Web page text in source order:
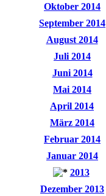
Oktober 2014
September 2014
August 2014
Juli 2014
Juni 2014
Mai 2014
April 2014
März 2014
Februar 2014
Januar 2014
2013
Dezember 2013